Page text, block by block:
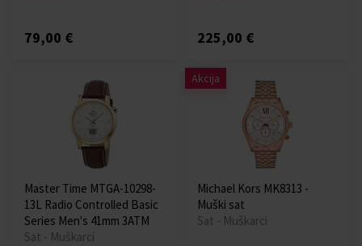
79,00 € 225,00 €
Master Time MTGA-10298-
13L Radio Controlled Basic
Series Men's 41mm 3ATM
Sat - Muškarci
Akcija
Michael Kors MK8313 -
Muški sat
Sat - Muškarci